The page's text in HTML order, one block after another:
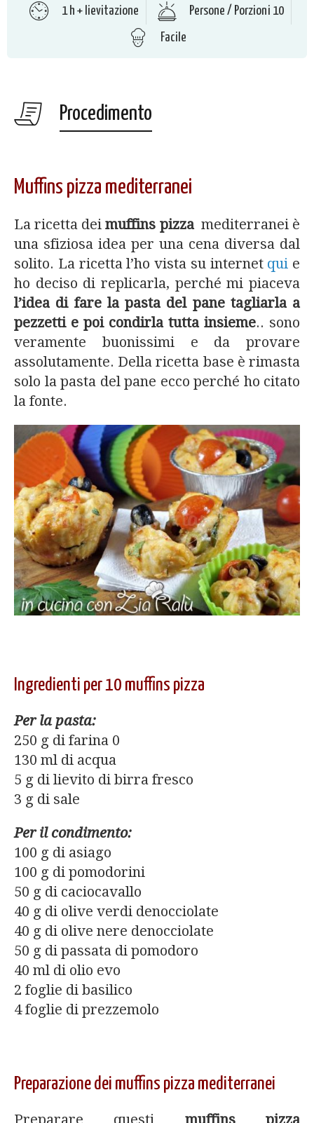
1 h + lievitazione
Persone / Porzioni 10
Facile
Procedimento
Muffins pizza mediterranei
La ricetta deimuffins pizzamediterranei è
una sfiziosa idea per una cena diversa dal
solito. La ricetta l’ho vista su internet qui e
ho deciso di replicarla, perché mi piaceva
l’idea di fare la pasta del pane tagliarla a
pezzetti e poi condirla tutta insieme.. sono
veramente buonissimi e da provare
assolutamente. Della ricetta base è rimasta
solo la pasta del pane ecco perché ho citato
la fonte.
Ingredienti per 10 muffins pizza
Per la pasta:
250 g di farina 0
130 ml di acqua
5 g di lievito di birra fresco
3 g di sale
Per il condimento:
100 g di asiago
100 g di pomodorini
50 g di caciocavallo
40 g di olive verdi denocciolate
40 g di olive nere denocciolate
50 g di passata di pomodoro
40 ml di olio evo
2 foglie di basilico
4 foglie di prezzemolo
Preparazione dei muffins pizza mediterranei
Preparare questi muffins pizza